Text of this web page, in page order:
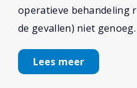
operatieve behandeling
de gevallen) niet genoeg.
Lees meer